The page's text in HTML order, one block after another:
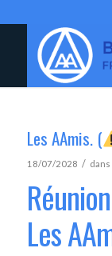
Les AAmis. (
18/07/2028 / dans
Les